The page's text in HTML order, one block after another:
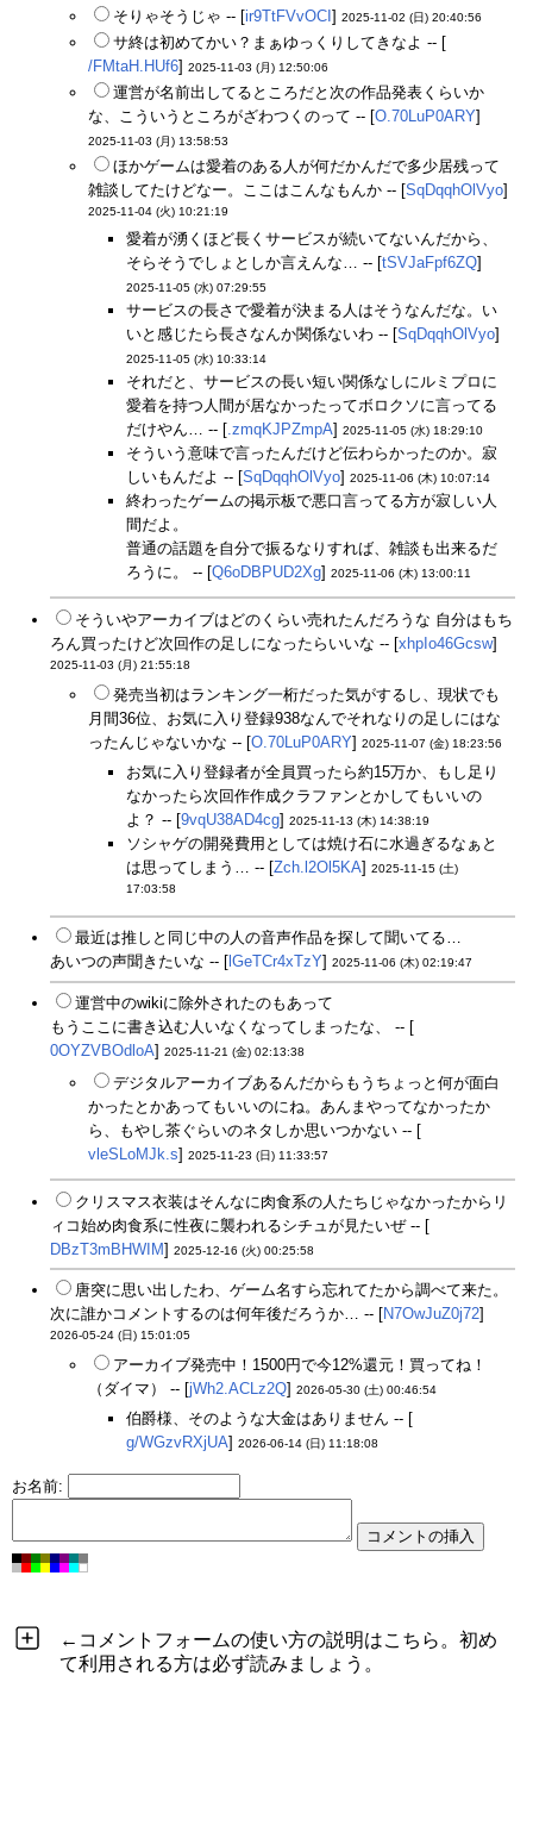
そりゃそうじゃ -- [ir9TtFVvOCI ] 2025-11-02 (日) 20:40:56
サ終は初めてかい？まぁゆっくりしてきなよ -- [
/FMtaH.HUf6] 2025-11-03 (月) 12:50:06
運営が名前出してるところだと次の作品発表くらいか
な、こういうところがざわつくのって -- [O.70LuP0ARY]
2025-11-03 (月) 13:58:53
ほかゲームは愛着のある人が何だかんだで多少居残って
雑談してたけどなー。ここはこんなもんか -- [SqDqqhOlVyo]
2025-11-04 (火) 10:21:19
愛着が湧くほど長くサービスが続いてないんだから、
そらそうでしょとしか言えんな… -- [tSVJaFpf6ZQ]
2025-11-05 (水) 07:29:55
サービスの長さで愛着が決まる人はそうなんだな。い
いと感じたら長さなんか関係ないわ -- [SqDqqhOlVyo]
2025-11-05 (水) 10:33:14
それだと、サービスの長い短い関係なしにルミプロに
愛着を持つ人間が居なかったってボロクソに言ってる
だけやん… -- [.zmqKJPZmpA] 2025-11-05 (水) 18:29:10
そういう意味で言ったんだけど伝わらかったのか。寂
しいもんだよ -- [SqDqqhOlVyo] 2025-11-06 (木) 10:07:14
終わったゲームの掲示板で悪口言ってる方が寂しい人
間だよ。
普通の話題を自分で振るなりすれば、雑談も出来るだ
ろうに。 -- [Q6oDBPUD2Xg] 2025-11-06 (木) 13:00:11
そういやアーカイブはどのくらい売れたんだろうな 自分はもち
ろん買ったけど次回作の足しになったらいいな -- [xhpIo46Gcsw]
2025-11-03 (月) 21:55:18
発売当初はランキング一桁だった気がするし、現状でも
月間36位、お気に入り登録938なんでそれなりの足しにはな
ったんじゃないかな -- [O.70LuP0ARY] 2025-11-07 (金) 18:23:56
お気に入り登録者が全員買ったら約15万か、もし足り
なかったら次回作作成クラファンとかしてもいいの
よ？ -- [9vqU38AD4cg] 2025-11-13 (木) 14:38:19
ソシャゲの開発費用としては焼け石に水過ぎるなぁと
は思ってしまう… -- [Zch.l2Ol5KA] 2025-11-15 (土)
17:03:58
最近は推しと同じ中の人の音声作品を探して聞いてる…
あいつの声聞きたいな -- [ lGeTCr4xTzY] 2025-11-06 (木) 02:19:47
運営中のwikiに除外されたのもあって
もうここに書き込む人いなくなってしまったな、 -- [
0OYZVBOdloA] 2025-11-21 (金) 02:13:38
デジタルアーカイブあるんだからもうちょっと何が面白
かったとかあってもいいのにね。あんまやってなかったか
ら、もやし茶ぐらいのネタしか思いつかない -- [
vleSLoMJk.s] 2025-11-23 (日) 11:33:57
クリスマス衣装はそんなに肉食系の人たちじゃなかったからリ
ィコ始め肉食系に性夜に襲われるシチュが見たいぜ -- [
DBzT3mBHWIM] 2025-12-16 (火) 00:25:58
唐突に思い出したわ、ゲーム名すら忘れてたから調べて来た。
次に誰かコメントするのは何年後だろうか… -- [N7OwJuZ0j72]
2026-05-24 (日) 15:01:05
アーカイブ発売中！1500円で今12%還元！買ってね！
（ダイマ） -- [jWh2.ACLz2Q] 2026-05-30 (土) 00:46:54
伯爵様、そのような大金はありません -- [
g/WGzvRXjUA] 2026-06-14 (日) 11:18:08
お名前:
←コメントフォームの使い方の説明はこちら。初め
て利用される方は必ず読みましょう。